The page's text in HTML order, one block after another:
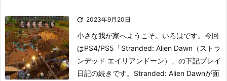
 2023年9月20日
小さな我が家へようこそ。いろはです。 今回
はPS4/PS5「Stranded: Alien Dawn（ストラ
ンデッド エイリアンドーン）」の下記プレイ
日記の続きです。 Stranded: Alien Dawnが面